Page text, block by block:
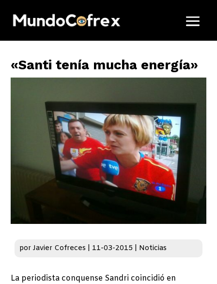
«Santi tenía mucha energía»
porJavier Cofreces 11-03-2015 Noticias
La periodista conquense Sandri coincidió en